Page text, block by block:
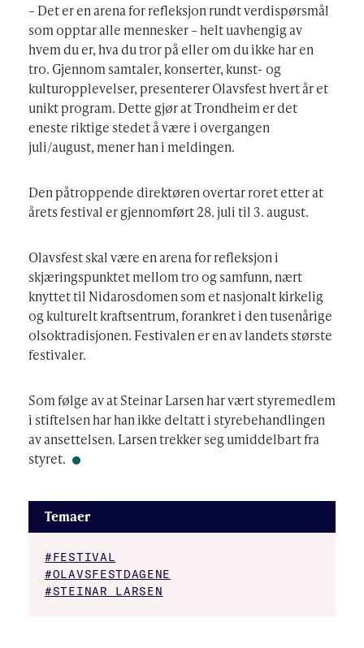
– Det er en arena for refleksjon rundt verdispørsmål
som opptar alle mennesker – helt uavhengig av
hvem du er, hva du tror på eller om du ikke har en
tro. Gjennom samtaler, konserter, kunst- og
kulturopplevelser, presenterer Olavsfest hvert år et
unikt program. Dette gjør at Trondheim er det
eneste riktige stedet å være i overgangen
juli/august, mener han i meldingen.
Den påtroppende direktøren overtar roret etter at
årets festival er gjennomført 28. juli til 3. august.
Olavsfest skal være en arena for refleksjon i
skjæringspunktet mellom tro og samfunn, nært
knyttet til Nidarosdomen som et nasjonalt kirkelig
og kulturelt kraftsentrum, forankret i den tusenårige
olsoktradisjonen. Festivalen er en av landets største
festivaler.
Som følge av at Steinar Larsen har vært styremedlem
i stiftelsen har han ikke deltatt i styrebehandlingen
av ansettelsen. Larsen trekker seg umiddelbart fra
styret.
Temaer
#FESTIVAL
#OLAVSFESTDAGENE
#STEINAR LARSEN